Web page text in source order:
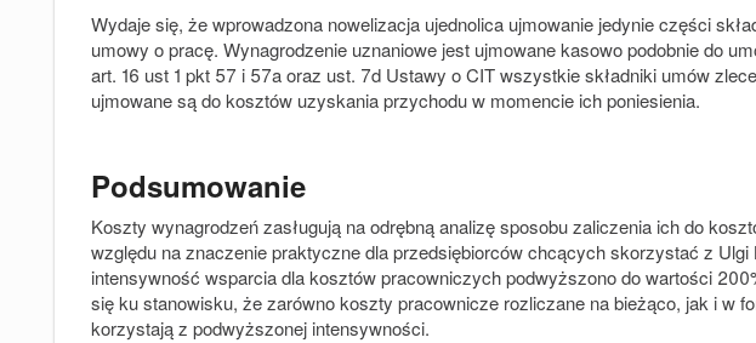
Wydaje się, że wprowadzona nowelizacja ujednolica ujmowanie jedynie części
umowy o pracę. Wynagrodzenie uznaniowe jest ujmowane kasowo podobnie do
art. 16 ust 1 pkt 57 i 57a oraz ust. 7d Ustawy o CIT wszystkie składniki umów
ujmowane są do kosztów uzyskania przychodu w momencie ich poniesienia.
Podsumowanie
Koszty wynagrodzeń zasługują na odrębną analizę sposobu zaliczenia ich do
względu na znaczenie praktyczne dla przedsiębiorców chcących skorzystać z
intensywność wsparcia dla kosztów pracowniczych podwyższono do wartości
się ku stanowisku, że zarówno koszty pracownicze rozliczane na bieżąco, jak i w
korzystają z podwyższonej intensywności.